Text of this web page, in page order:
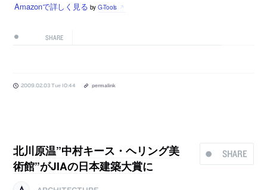
Amazonで詳しく見る by G-Tools
SHARE
2009.02.03 Tue 10:44 permalink
SHARE
北川原温”中村キース・ヘリング美
術館”がJIAの日本建築大賞に